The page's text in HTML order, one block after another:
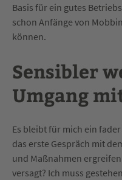
Basis für ein gutes
schon Anfänge von
können.
Sensibler
Umgang
Es bleibt für mich ein
das erste Gespräch mit
und Maßnahmen
versagt? Ich muss